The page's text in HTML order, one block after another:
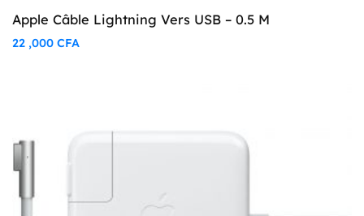
Apple Câble Lightning Vers USB – 0.5 M
22 ,000 CFA